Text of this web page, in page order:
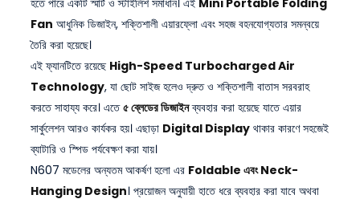
হতে পারে একটি স্মার্ট ও স্টাইলিশ সমাধান। এই Mini Portable Folding
Fan আধুনিক ডিজাইন, শক্তিশালী এয়ারফ্লো এবং সহজ বহনযোগ্যতার সমন্বয়ে
তৈরি করা হয়েছে।
এই ফ্যানটিতে রয়েছে High-Speed Turbocharged Air
Technology, যা ছোট সাইজ হলেও দ্রুত ও শক্তিশালী বাতাস সরবরাহ
করতে সাহায্য করে। এতে৫ ব্লেডের ডিজাইনব্যবহার করা হয়েছে যাতে এয়ার
সার্কুলেশন আরও কার্যকর হয়। এছাড়া Digital Displayথাকার কারণে সহজেই
ব্যাটারি ও স্পিড পর্যবেক্ষণ করা যায়।
N607 মডেলের অন্যতম আকর্ষণ হলো এর Foldable এবং Neck-
Hanging Design। প্রয়োজন অনুযায়ী হাতে ধরে ব্যবহার করা যাবে অথবা